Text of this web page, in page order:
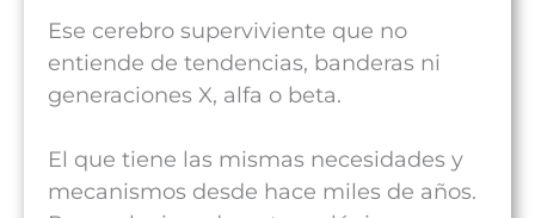
Ese cerebro superviviente que no
entiende de tendencias, banderas ni
generaciones X, alfa o beta.
El que tiene las mismas necesidades y
mecanismos desde hace miles de años.